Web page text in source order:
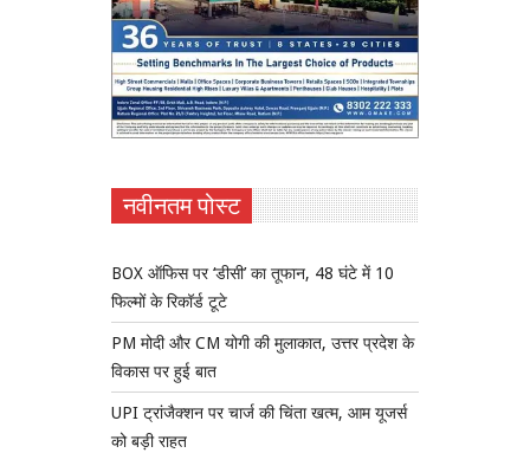
नवीनतम पोस्ट
BOX ऑफिस पर ‘डीसी’ का तूफान, 48 घंटे में 10
फिल्मों के रिकॉर्ड टूटे
PM मोदी और CM योगी की मुलाकात, उत्तर प्रदेश के
विकास पर हुई बात
UPI ट्रांजैक्शन पर चार्ज की चिंता खत्म, आम यूजर्स
को बड़ी राहत